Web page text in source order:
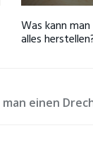
Was kann
alles
einen